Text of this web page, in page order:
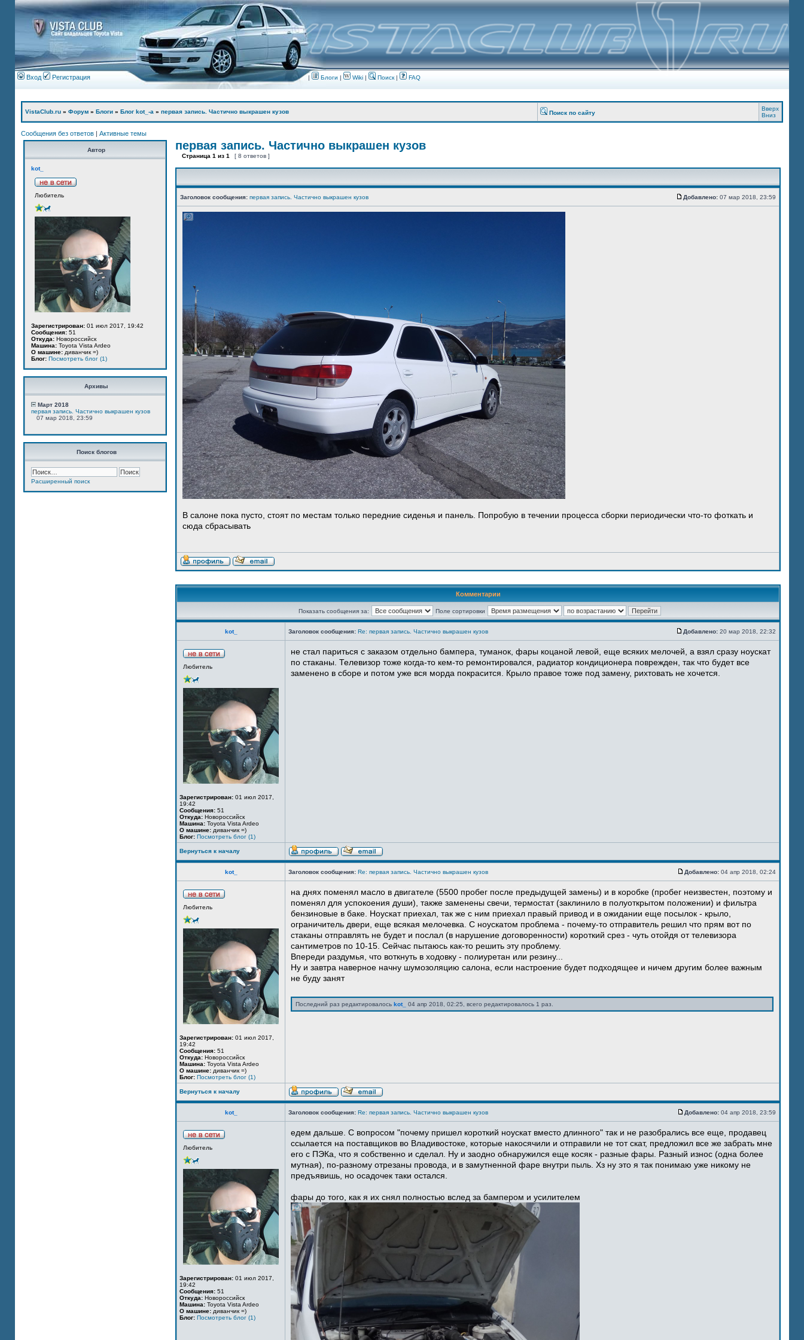
Вход Регистрация | Блоги | Wiki | Поиск| FAQ
VistaClub.ru » Форум » Блоги » Блог kot_-а » первая запись. Частично выкрашен кузов Поиск по сайту
Вверх
Вниз
Сообщения без ответов | Активные темы
Автор
kot_
Любитель
Зарегистрирован: 01 июл 2017, 19:42
Сообщения: 51
Откуда: Новороссийск
Машина: Toyota Vista Ardeo
О машине: диванчик =)
Блог: Посмотреть блог (1)
Архивы
Март 2018
первая запись. Частично выкрашен кузов
07 мар 2018, 23:59
Поиск блогов
Расширенный поиск
первая запись. Частично выкрашен кузов
Страница 1 из 1 [ 8 ответов ]
Заголовок сообщения: первая запись. Частично выкрашен кузов Добавлено: 07 мар 2018, 23:59
В салоне пока пусто, стоят по местам только передние сиденья и панель. Попробую в течении процесса сборки периодически что-то фоткать и
сюда сбрасывать
Комментарии
Показать сообщения за: Поле сортировки
kot_ Заголовок сообщения: Re: первая запись. Частично выкрашен кузов Добавлено: 20 мар 2018, 22:32
Любитель
Зарегистрирован: 01 июл 2017,
19:42
Сообщения: 51
Откуда: Новороссийск
Машина: Toyota Vista Ardeo
О машине: диванчик =)
Блог: Посмотреть блог (1)
не стал париться с заказом отдельно бампера, туманок, фары коцаной левой, еще всяких мелочей, а взял сразу ноускат
по стаканы. Телевизор тоже когда-то кем-то ремонтировался, радиатор кондиционера поврежден, так что будет все
заменено в сборе и потом уже вся морда покрасится. Крыло правое тоже под замену, рихтовать не хочется.
Вернуться к началу
kot_ Заголовок сообщения: Re: первая запись. Частично выкрашен кузов Добавлено: 04 апр 2018, 02:24
Любитель
Зарегистрирован: 01 июл 2017,
19:42
Сообщения: 51
Откуда: Новороссийск
Машина: Toyota Vista Ardeo
О машине: диванчик =)
Блог: Посмотреть блог (1)
на днях поменял масло в двигателе (5500 пробег после предыдущей замены) и в коробке (пробег неизвестен, поэтому и
поменял для успокоения души), также заменены свечи, термостат (заклинило в полуоткрытом положении) и фильтра
бензиновые в баке. Ноускат приехал, так же с ним приехал правый привод и в ожидании еще посылок - крыло,
ограничитель двери, еще всякая мелочевка. С ноускатом проблема - почему-то отправитель решил что прям вот по
стаканы отправлять не будет и послал (в нарушение договоренности) короткий срез - чуть отойдя от телевизора
сантиметров по 10-15. Сейчас пытаюсь как-то решить эту проблему.
Впереди раздумья, что воткнуть в ходовку - полиуретан или резину...
Ну и завтра наверное начну шумозоляцию салона, если настроение будет подходящее и ничем другим более важным
не буду занят
Последний раз редактировалось kot_ 04 апр 2018, 02:25, всего редактировалось 1 раз.
Вернуться к началу
kot_ Заголовок сообщения: Re: первая запись. Частично выкрашен кузов Добавлено: 04 апр 2018, 23:59
Любитель
Зарегистрирован: 01 июл 2017,
19:42
Сообщения: 51
Откуда: Новороссийск
Машина: Toyota Vista Ardeo
О машине: диванчик =)
Блог: Посмотреть блог (1)
едем дальше. С вопросом "почему пришел короткий ноускат вместо длинного" так и не разобрались все еще, продавец
ссылается на поставщиков во Владивостоке, которые накосячили и отправили не тот скат, предложил все же забрать мне
его с ПЭКа, что я собственно и сделал. Ну и заодно обнаружился еще косяк - разные фары. Разный износ (одна более
мутная), по-разному отрезаны провода, и в замутненной фаре внутри пыль. Хз ну это я так понимаю уже никому не
предъявишь, но осадочек таки остался.
фары до того, как я их снял полностью вслед за бампером и усилителем